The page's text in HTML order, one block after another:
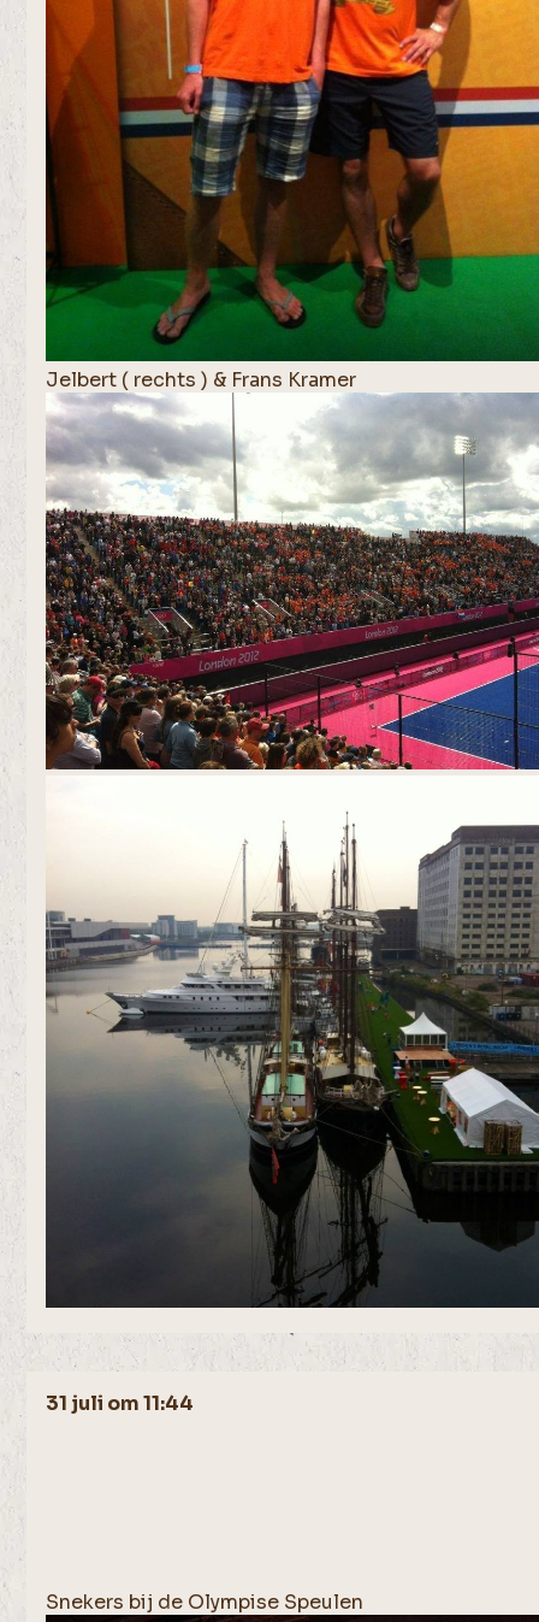
Jelbert ( rechts ) & Frans Kramer
31 juli om 11:44
Snekers bij de Olympise Speulen